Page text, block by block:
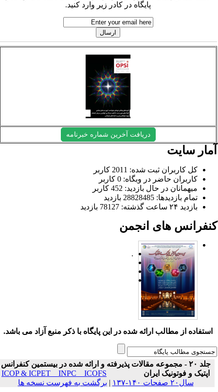
پایگاه در کادر زیر وارد کنید.
دریافت آخرین شماره خبرنامه
سایت
کل کاربران ثبت شده: 2011 کاربر
کاربران حاضر در وبگاه: 0 کاربر
میهمانان در حال بازدید: 452 کاربر
تمام بازدید‌ها: 28828485 بازدید
بازدید ۲۴ ساعت گذشته: 78127 بازدید
های انجمن
.
استفاده از مطالب ارائه شده در این پایگاه با ذکر منبع آزاد می باشد.
جلد ۲۰ - مجموعه مقالات پذیرفته و ارائه شده در بیستمین کنفرانس
اپتیک و فوتونیک ایران
ICOP & ICPET _ INPC _ ICOFS
سال۲۰ صفحات ۱۴۰-۱۳۷
| برگشت به فهرست نسخه ها